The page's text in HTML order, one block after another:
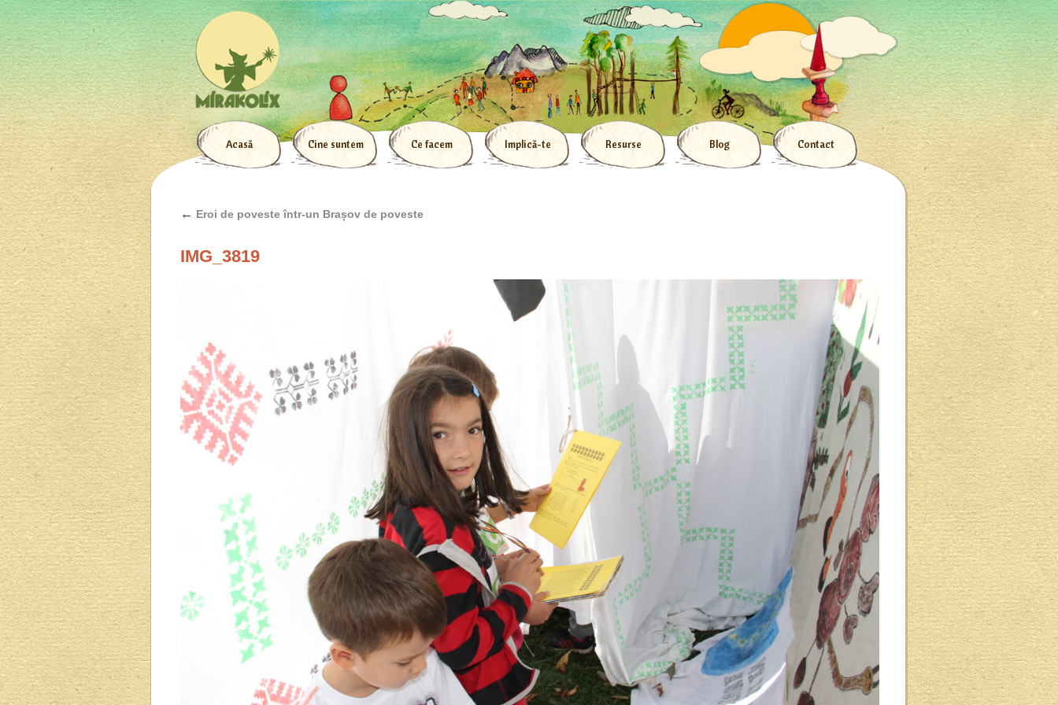
Acasă Cine suntem Ce facem Implică-te Resurse Blog Contact
← Eroi de poveste într-un Brașov de poveste
IMG_3819